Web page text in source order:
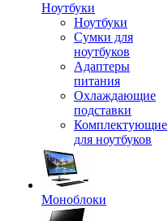
Ноутбуки
Ноутбуки
Сумки для
ноутбуков
Адаптеры
питания
Охлаждающие
подставки
Комплектующие
для ноутбуков
Моноблоки